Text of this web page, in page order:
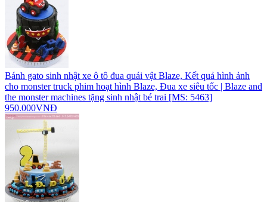
Bánh gato sinh nhật xe ô tô đua quái vật Blaze, Kết quả hình ảnh
cho monster truck phim hoạt hình Blaze, Đua xe siêu tốc | Blaze and
the monster machines tặng sinh nhật bé trai [MS: 5463]
950.000VNĐ